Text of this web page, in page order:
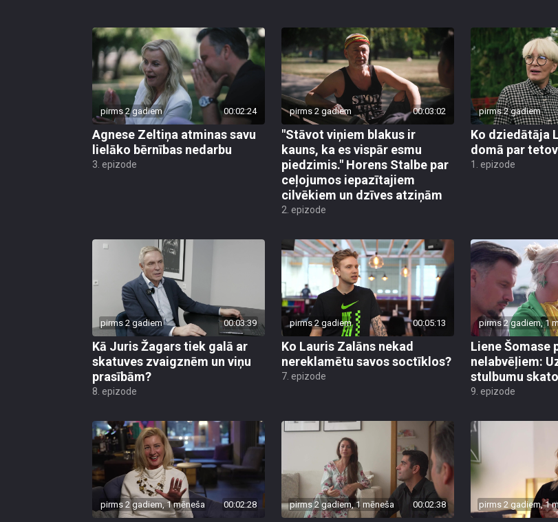
pirms 2 gadiem 00:02:24
Agnese Zeltiņa atminas savu
lielāko bērnības nedarbu
3. epizode
pirms 2 gadiem 00:03:02
"Stāvot viņiem blakus ir
kauns, ka es vispār esmu
piedzimis." Horens Stalbe par
ceļojumos iepazītajiem
cilvēkiem un dzīves atziņām
2. epizode
pirms 2 gadiem
Ko dziedātāja
domā par
1. epizode
pirms 2 gadiem 00:03:39
Kā Juris Žagars tiek galā ar
skatuves zvaigznēm un viņu
prasībām?
8. epizode
pirms 2 gadiem 00:05:13
Ko Lauris Zalāns nekad
nereklamētu savos soctīklos?
7. epizode
pirms 2 gadiem, 1
Liene Šomase
nelabvēļiem:
stulbumu
9. epizode
pirms 2 gadiem, 1 mēneša 00:02:28 pirms 2 gadiem, 1 mēneša 00:02:38 pirms 2 gadiem, 1